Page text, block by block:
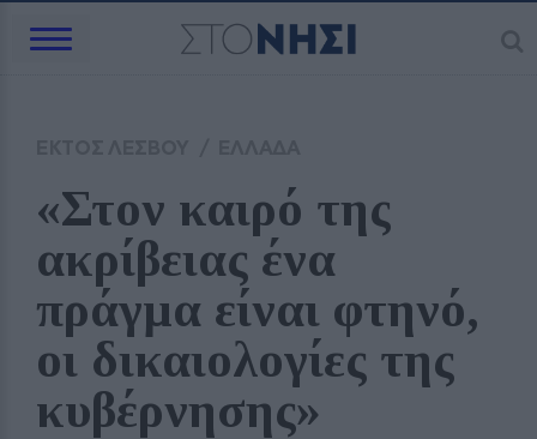
«Στον καιρό της
ακρίβειας ένα
πράγμα είναι φτηνό,
οι δικαιολογίες της
κυβέρνησης»